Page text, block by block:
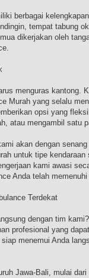
berbagai
tempat tabung
dikerjakan oleh
menguras kantong.
Murah yang selalu
opsi yang
atau mengambil satu
akan dengan
untuk tipe
kami awasi
Anda telah
Terdekat
dengan tim
profesional yang
menemui Anda
Jawa-Bali, mulai